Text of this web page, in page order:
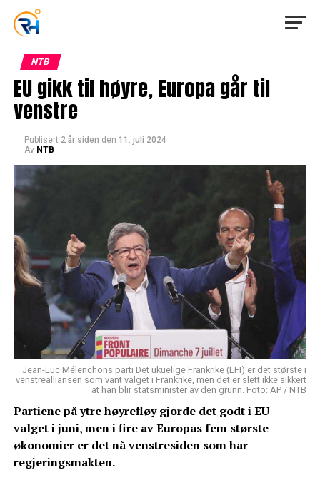
NTB
EU gikk til høyre, Europa går til
venstre
Publisert 2 år siden den 11. juli 2024
Av NTB
Jean-Luc Mélenchons parti Det ukuelige Frankrike (LFI) er det største i
venstrealliansen som vant valget i Frankrike, men det er slett ikke sikkert
at han blir statsminister av den grunn. Foto: AP / NTB
Partiene på ytre høyrefløy gjorde det godt i EU-
valget i juni, men i fire av Europas fem største
økonomier er det nå venstresiden som har
regjeringsmakten.